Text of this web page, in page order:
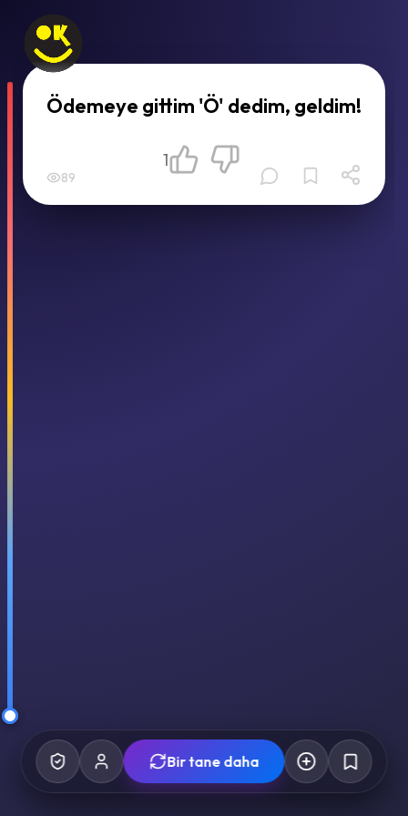
Ödemeye gittim 'Ö' dedim, geldim!
89
1
Bir tane daha